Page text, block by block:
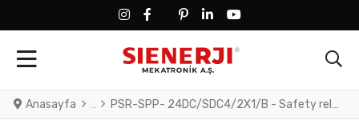
FACEBOOK SOCIAL LINK
FACEBOOK SOCIAL LINK
TWITTER SOCIAL LINK
PINTEREST SOCIAL LINK
LINKEDIN SOCIAL LINK
YOUTUBE SOCIAL LINK
Anasayfa PSR-SPP- 24DC/SDC4/2X1/B - Safety relay for emergency stop, safety door, and magnetic switches, as well as light grids, up to SIL 3 or Cat. 4, PL e in accordance with EN ISO 13849, 2 N/O contacts, TBUS interface, automatic or manual activation, pluggable Push-in terminal block